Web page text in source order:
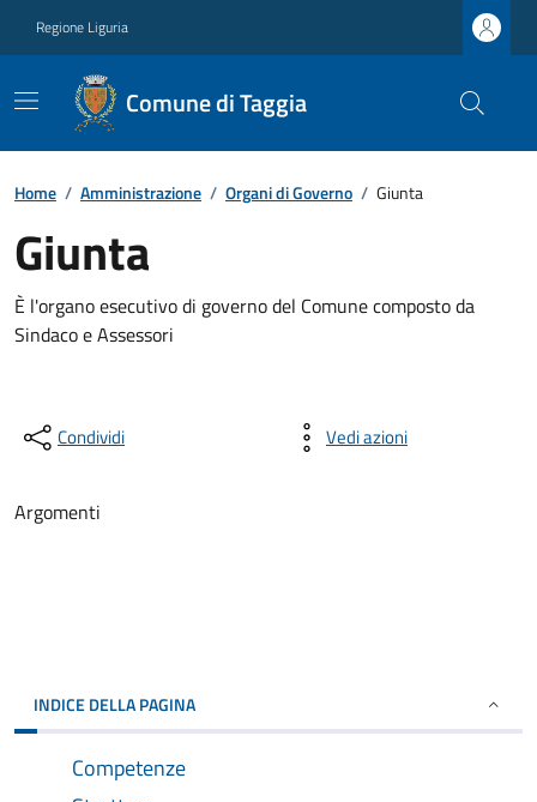
Regione Liguria
Comune di Taggia
Home / Amministrazione / Organi di Governo / Giunta
Giunta
È l'organo esecutivo di governo del Comune composto da
Sindaco e Assessori
Condividi Vedi azioni
Argomenti
INDICE DELLA PAGINA
Competenze